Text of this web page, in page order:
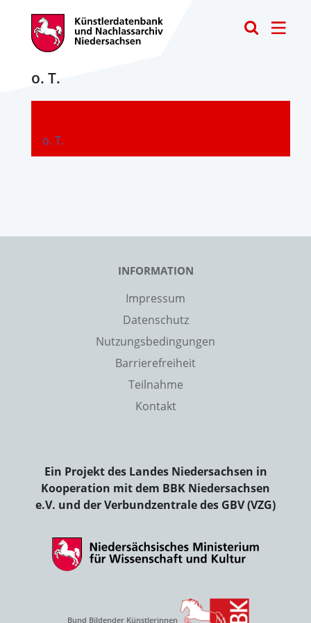
o. T.
o. T.
-
INFORMATION
Impressum
Datenschutz
Nutzungsbedingungen
Barrierefreiheit
Teilnahme
Kontakt
Ein Projekt des Landes Niedersachsen in
Kooperation mit dem BBK Niedersachsen
e.V. und der Verbundzentrale des GBV (VZG)
Bund Bildender Künstlerinnen